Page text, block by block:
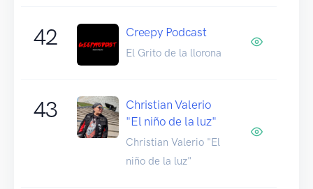
42 Creepy Podcast
El Grito de la llorona
43
Christian Valerio
"El niño de la luz"
Christian Valerio "El
niño de la luz"